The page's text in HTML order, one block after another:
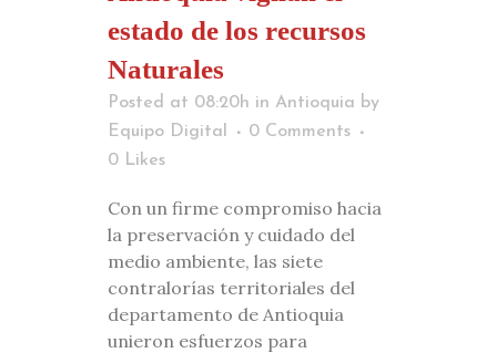
estado de los recursos
Naturales
Posted at 08:20h in Antioquia by
Equipo Digital
0 Comments
0 Likes
Con un firme compromiso hacia
la preservación y cuidado del
medio ambiente, las siete
contralorías territoriales del
departamento de Antioquia
unieron esfuerzos para